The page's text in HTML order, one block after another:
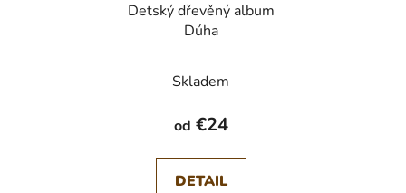
Detský dřevěný album
Dúha
Skladem
od €24
DETAIL